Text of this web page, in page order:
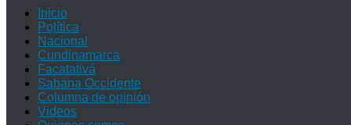
Inicio
Política
Nacional
Cundinamarca
Facatativá
Sabana Occidente
Columna de opinión
Videos